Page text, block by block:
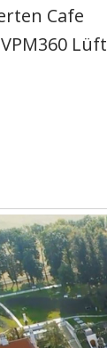
Cafe